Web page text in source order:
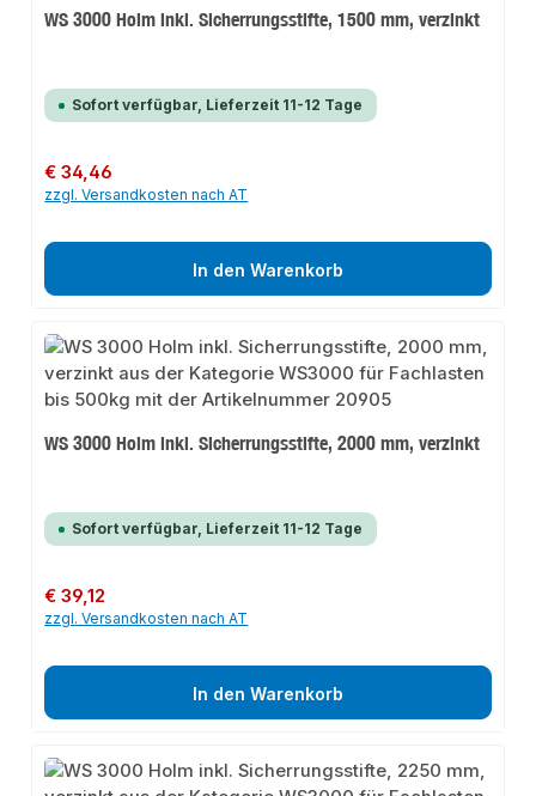
WS 3000 Holm inkl. Sicherrungsstifte, 1500 mm, verzinkt
Sofort verfügbar, Lieferzeit 11-12 Tage
Regulärer Preis:
€ 34,46
zzgl. Versandkosten nach AT
In den Warenkorb
WS 3000 Holm inkl. Sicherrungsstifte, 2000 mm, verzinkt
Sofort verfügbar, Lieferzeit 11-12 Tage
Regulärer Preis:
€ 39,12
zzgl. Versandkosten nach AT
In den Warenkorb